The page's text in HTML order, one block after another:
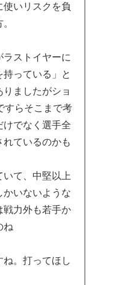
いリスクを負
ラストイヤーに
っている」と
ましたがショ
すらそこまで考
けでなく選手全
ているのかも
て、中堅以上
かいないような
戦力外も若手か
ね
。打ってほし